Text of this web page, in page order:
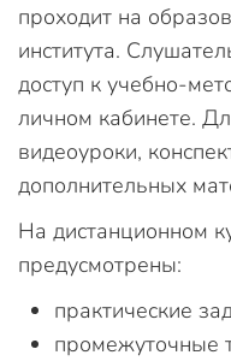
проходит на
института.
доступ к учебно-
личном кабинете.
видеоуроки,
дополнительных
На дистанционном
предусмотрены:
практические
промежуточные